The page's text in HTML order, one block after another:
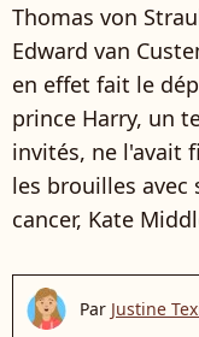
Thomas von
Edward van
en effet fait le
prince Harry, un
invités, ne l'avait
les brouilles avec
cancer, Kate
Par Justine